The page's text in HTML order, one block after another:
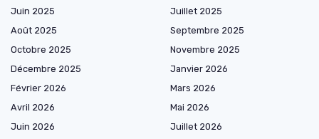
Juin 2025
Juillet 2025
Août 2025
Septembre 2025
Octobre 2025
Novembre 2025
Décembre 2025
Janvier 2026
Février 2026
Mars 2026
Avril 2026
Mai 2026
Juin 2026
Juillet 2026